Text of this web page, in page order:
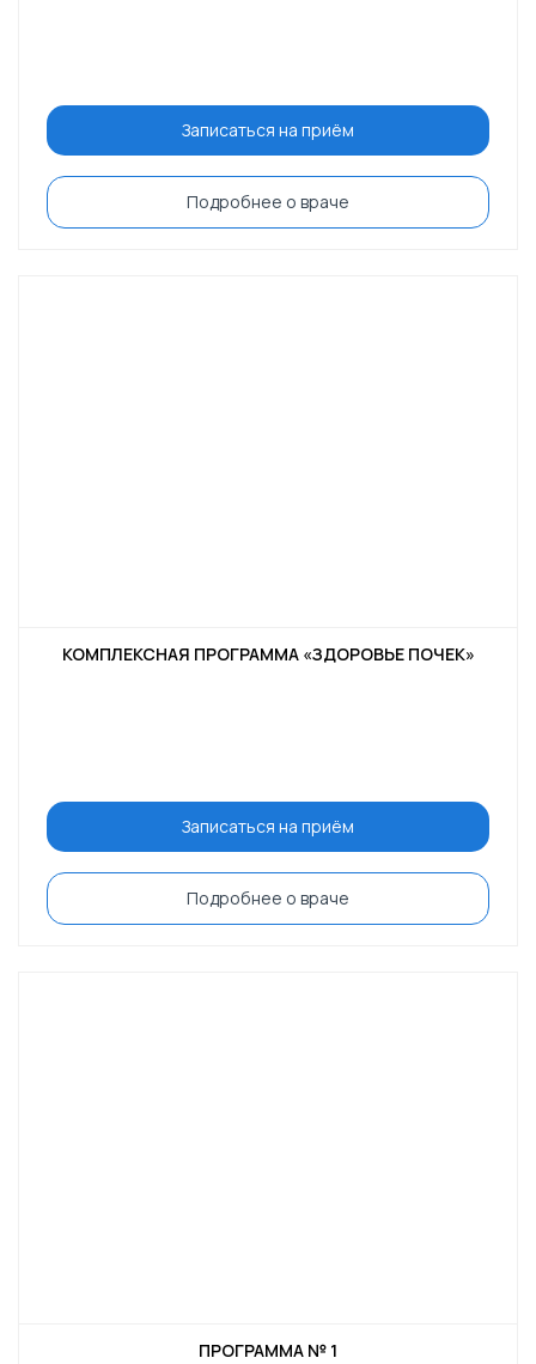
Записаться на приём
Подробнее о враче
КОМПЛЕКСНАЯ ПРОГРАММА «ЗДОРОВЬЕ ПОЧЕК»
Записаться на приём
Подробнее о враче
ПРОГРАММА № 1